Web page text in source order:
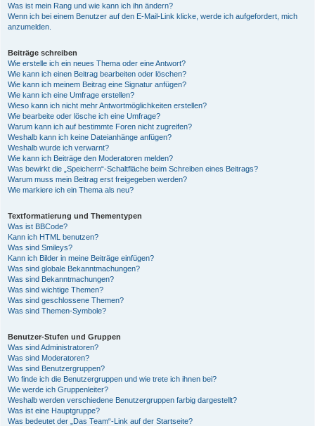
Was ist mein Rang und wie kann ich ihn ändern?
Wenn ich bei einem Benutzer auf den E-Mail-Link klicke, werde ich aufgefordert, mich
anzumelden.
Beiträge schreiben
Wie erstelle ich ein neues Thema oder eine Antwort?
Wie kann ich einen Beitrag bearbeiten oder löschen?
Wie kann ich meinem Beitrag eine Signatur anfügen?
Wie kann ich eine Umfrage erstellen?
Wieso kann ich nicht mehr Antwortmöglichkeiten erstellen?
Wie bearbeite oder lösche ich eine Umfrage?
Warum kann ich auf bestimmte Foren nicht zugreifen?
Weshalb kann ich keine Dateianhänge anfügen?
Weshalb wurde ich verwarnt?
Wie kann ich Beiträge den Moderatoren melden?
Was bewirkt die „Speichern“-Schaltfläche beim Schreiben eines Beitrags?
Warum muss mein Beitrag erst freigegeben werden?
Wie markiere ich ein Thema als neu?
Textformatierung und Thementypen
Was ist BBCode?
Kann ich HTML benutzen?
Was sind Smileys?
Kann ich Bilder in meine Beiträge einfügen?
Was sind globale Bekanntmachungen?
Was sind Bekanntmachungen?
Was sind wichtige Themen?
Was sind geschlossene Themen?
Was sind Themen-Symbole?
Benutzer-Stufen und Gruppen
Was sind Administratoren?
Was sind Moderatoren?
Was sind Benutzergruppen?
Wo finde ich die Benutzergruppen und wie trete ich ihnen bei?
Wie werde ich Gruppenleiter?
Weshalb werden verschiedene Benutzergruppen farbig dargestellt?
Was ist eine Hauptgruppe?
Was bedeutet der „Das Team“-Link auf der Startseite?